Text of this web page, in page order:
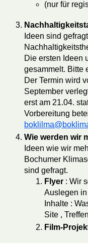
(nur für
Ideen sind
Die ersten Ideen
gesammelt. Bitte
Der Termin wird
September
erst am 21.04.
Vorbereitung
Wie werden wir
Ideen wie wir
Bochumer
sind gefragt.
Flyer : Wir
Auslegen
Inhalte :
Site ,
Film-